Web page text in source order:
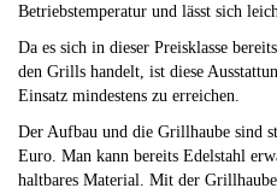
Betriebstemperatur und lässt sich
Da es sich in dieser Preisklasse
den Grills handelt, ist diese
Einsatz mindestens zu erreichen.
Der Aufbau und die Grillhaube sind
Euro. Man kann bereits Edelstahl
haltbares Material. Mit der